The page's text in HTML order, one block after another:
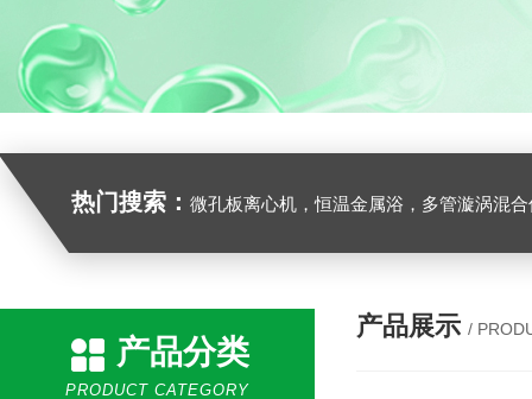
热门搜索： 微孔板离心机，恒温金属浴，多管漩涡混合仪，梅毒旋转仪,红外线灭菌器，微孔板恒温振荡器，恒温混匀仪，水平摇床，牛奶抗生素恒
产品分类
PRODUCT CATEGORY
产品展示 /